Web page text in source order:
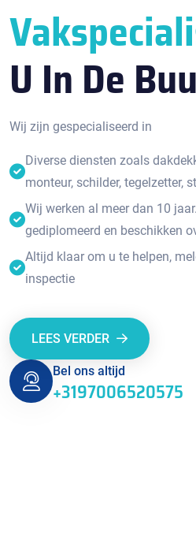
U In De
Wij zijn gespecialiseerd in
Diverse diensten zoals
monteur, schilder, tegelzetter,
Wij werken al meer dan 10
gediplomeerd en beschikken
Altijd klaar om u te helpen,
inspectie
LEES VERDER
Bel ons altijd
+3197006520575